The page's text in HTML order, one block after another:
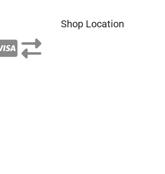
Shop Location